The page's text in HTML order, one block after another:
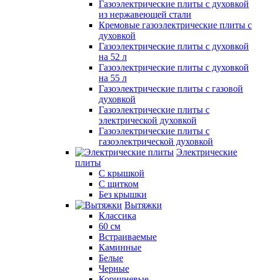
Газоэлектрические плиты с духовкой
из нержавеющей стали
Кремовые газоэлектрические плиты с
духовкой
Газоэлектрические плиты с духовкой
на 52 л
Газоэлектрические плиты с духовкой
на 55 л
Газоэлектрические плиты с газовой
духовкой
Газоэлектрические плиты с
электрической духовкой
Газоэлектрические плиты с
газоэлектрической духовкой
Электрические
плиты
С крышкой
С щитком
Без крышки
Вытяжки
Классика
60 см
Встраиваемые
Каминные
Белые
Черные